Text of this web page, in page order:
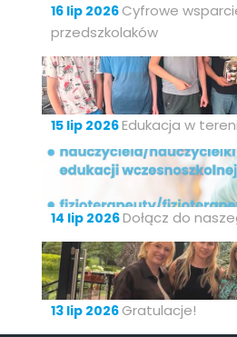
16 lip 2026 Cyfrowe
przedszkolaków
15 lip 2026Edukacja w
14 lip 2026Dołącz do
13 lip 2026 Gratulacje!